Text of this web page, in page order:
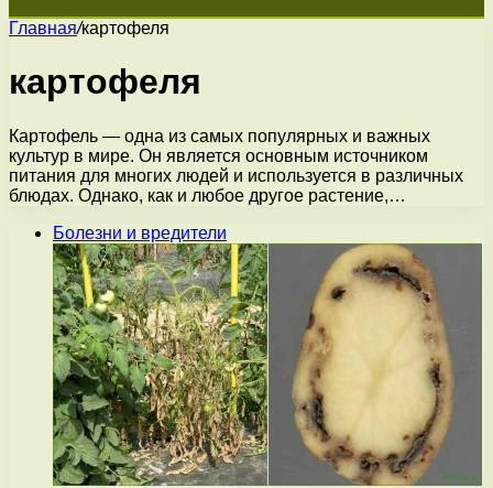
Главная/картофеля
картофеля
Картофель — одна из самых популярных и важных
культур в мире. Он является основным источником
питания для многих людей и используется в различных
блюдах. Однако, как и любое другое растение,…
Болезни и вредители